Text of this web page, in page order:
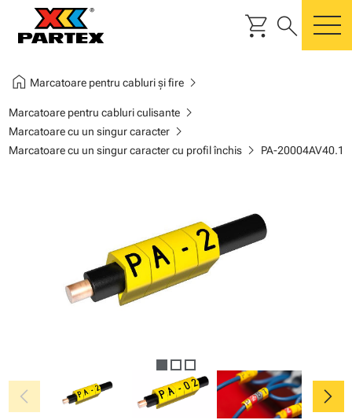
shopping_cart search
home Marcatoare pentru cabluri și firechevron_right
Marcatoare pentru cabluri culisantechevron_right
Marcatoare cu un singur caracterchevron_right
Marcatoare cu un singur caracter cu profil închischevron_right PA-20004AV40.1
chevron_left chevron_right